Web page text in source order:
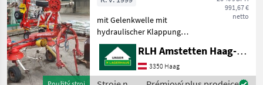
991,67 €
netto
mit Gelenkwelle mit
hydraulischer Klappung
teilweise müssen Zinken
erneuert werden mit
Schwenkbock Baujahr nicht
bekannt Preis inkl. 13%
RLH Amstetten Haag-St. Valentin
3350 Haag